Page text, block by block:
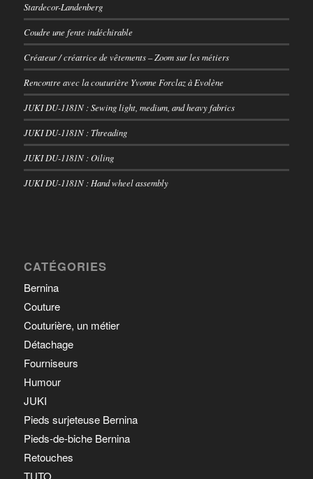
Stardecor-Landenberg
Coudre une fente indéchirable
Créateur / créatrice de vêtements – Zoom sur les métiers
Rencontre avec la couturière Yvonne Forclaz à Evolène
JUKI DU-1181N : Sewing light, medium, and heavy fabrics
JUKI DU-1181N : Threading
JUKI DU-1181N : Oiling
JUKI DU-1181N : Hand wheel assembly
CATÉGORIES
Bernina
Couture
Couturière, un métier
Détachage
Fourniseurs
Humour
JUKI
Pieds surjeteuse Bernina
Pieds-de-biche Bernina
Retouches
TUTO